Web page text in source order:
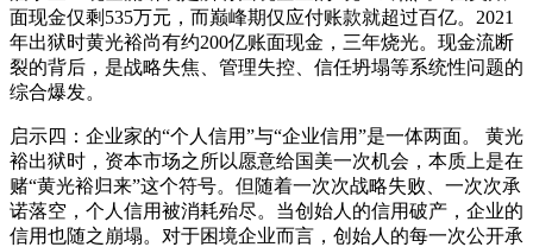
面现金仅剩535万元，而巅峰期仅应付账款就超过百亿。2021
年出狱时黄光裕尚有约200亿账面现金，三年烧光。现金流断
裂的背后，是战略失焦、管理失控、信任坍塌等系统性问题的
综合爆发。
启示四：企业家的“个人信用”与“企业信用”是一体两面。 黄光
裕出狱时，资本市场之所以愿意给国美一次机会，本质上是在
赌“黄光裕归来”这个符号。但随着一次次战略失败、一次次承
诺落空，个人信用被消耗殆尽。当创始人的信用破产，企业的
信用也随之崩塌。对于困境企业而言，创始人的每一次公开承